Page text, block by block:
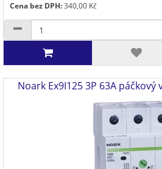
Cena bez DPH:340,00 Kč
Noark Ex9I125 3P 63A